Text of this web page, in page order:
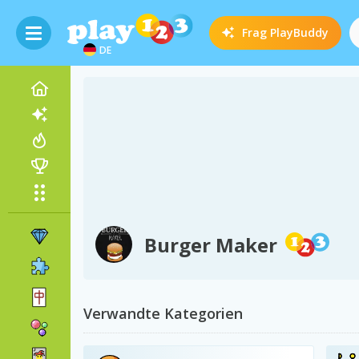
DE
Frag PlayBuddy
Burger Maker
Verwandte Kategorien